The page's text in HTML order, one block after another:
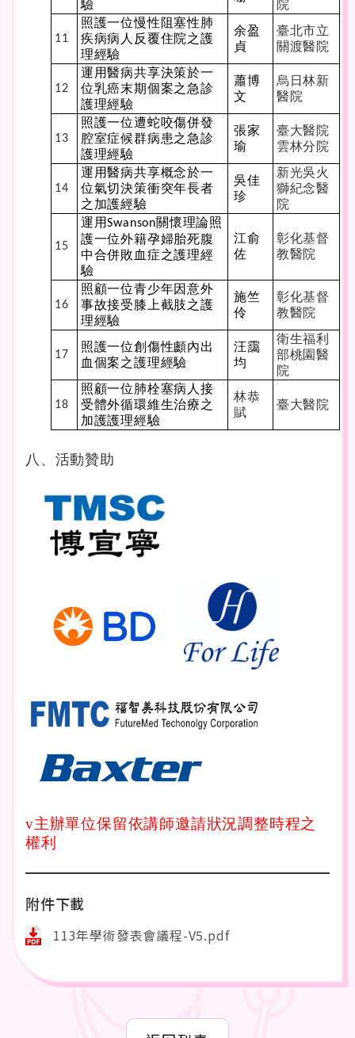
驗
院
11
照護一位慢性阻塞性肺
疾病病人反覆住院之護
理經驗
余盈
貞
臺北市立
關渡醫院
12
運用醫病共享決策於一
位乳癌末期個案之急診
護理經驗
蕭博
文
烏日林新
醫院
13
照護一位遭蛇咬傷併發
腔室症候群病患之急診
護理經驗
張家
瑜
臺大醫院
雲林分院
14
運用醫病共享概念於一
位氣切決策衝突年長者
之加護經驗
吳佳
珍
新光吳火
獅紀念醫
院
15
運用Swanson關懷理論照
護一位外籍孕婦胎死腹
中合併敗血症之護理經
驗
江俞
佐
彰化基督
教醫院
16
照顧一位青少年因意外
事故接受膝上截肢之護
理經驗
施竺
伶
彰化基督
教醫院
17
照護一位創傷性顱內出
血個案之護理經驗
汪靄
均
衛生福利
部桃園醫
院
18
照顧一位肺栓塞病人接
受體外循環維生治療之
加護護理經驗
林恭
賦
臺大醫院
八、活動贊助
v主辦單位保留依講師邀請狀況調整時程之
權利
附件下載
113年學術發表會議程-V5.pdf